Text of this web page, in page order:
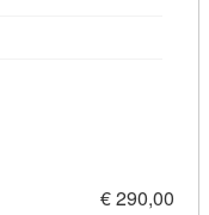
English Boost -
€ 290,00